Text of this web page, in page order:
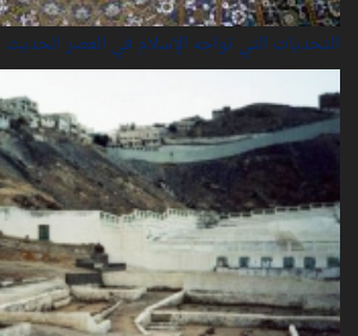
التحديات التي تواجه الإسلام في العصر الحديث